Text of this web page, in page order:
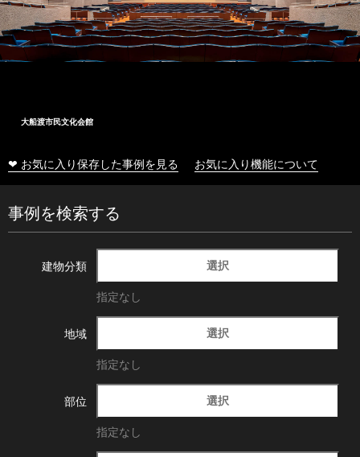
大船渡市民文化会館
❤ お気に入り保存した事例を見る お気に入り機能について
事例を検索する
建物分類 選択
指定なし
地域 選択
指定なし
部位 選択
指定なし